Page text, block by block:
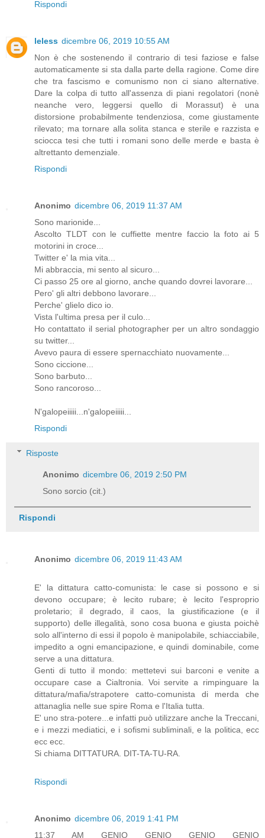
Rispondi
leless dicembre 06, 2019 10:55 AM
Non è che sostenendo il contrario di tesi faziose e false
automaticamente si sta dalla parte della ragione. Come dire
che tra fascismo e comunismo non ci siano alternative.
Dare la colpa di tutto all'assenza di piani regolatori (nonè
neanche vero, leggersi quello di Morassut) è una
distorsione probabilmente tendenziosa, come giustamente
rilevato; ma tornare alla solita stanca e sterile e razzista e
sciocca tesi che tutti i romani sono delle merde e basta è
altrettanto demenziale.
Rispondi
Anonimo dicembre 06, 2019 11:37 AM
Sono marionide...
Ascolto TLDT con le cuffiette mentre faccio la foto ai 5
motorini in croce...
Twitter e' la mia vita...
Mi abbraccia, mi sento al sicuro...
Ci passo 25 ore al giorno, anche quando dovrei lavorare...
Pero' gli altri debbono lavorare...
Perche' glielo dico io.
Vista l'ultima presa per il culo...
Ho contattato il serial photographer per un altro sondaggio
su twitter...
Avevo paura di essere spernacchiato nuovamente...
Sono ciccione...
Sono barbuto...
Sono rancoroso...
N'galopeiiiii...n'galopeiiiii...
Rispondi
Risposte
Anonimo dicembre 06, 2019 2:50 PM
Sono sorcio (cit.)
Rispondi
Anonimo dicembre 06, 2019 11:43 AM
E' la dittatura catto-comunista: le case si possono e si
devono occupare; è lecito rubare; è lecito l'esproprio
proletario; il degrado, il caos, la giustificazione (e il
supporto) delle illegalità, sono cosa buona e giusta poichè
solo all'interno di essi il popolo è manipolabile, schiacciabile,
impedito a ogni emancipazione, e quindi dominabile, come
serve a una dittatura.
Genti di tutto il mondo: mettetevi sui barconi e venite a
occupare case a Cialtronia. Voi servite a rimpinguare la
dittatura/mafia/strapotere catto-comunista di merda che
attanaglia nelle sue spire Roma e l'Italia tutta.
E' uno stra-potere...e infatti può utilizzare anche la Treccani,
e i mezzi mediatici, e i sofismi subliminali, e la politica, ecc
ecc ecc.
Si chiama DITTATURA. DIT-TA-TU-RA.
Rispondi
Anonimo dicembre 06, 2019 1:41 PM
11:37 AM GENIO GENIO GENIO GENIO